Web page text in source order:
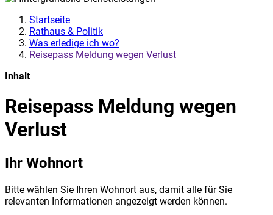
Startseite
Rathaus & Politik
Was erledige ich wo?
Reisepass Meldung wegen Verlust
Inhalt
Reisepass Meldung wegen
Verlust
Ihr Wohnort
Bitte wählen Sie Ihren Wohnort aus, damit alle für Sie
relevanten Informationen angezeigt werden können.